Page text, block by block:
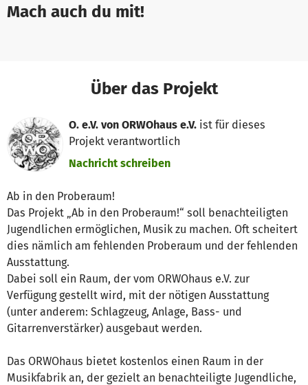
Mach auch du mit!
Über das Projekt
O. e.V. von ORWOhaus e.V. ist für dieses
Projekt verantwortlich
Nachricht schreiben
Ab in den Proberaum!
Das Projekt „Ab in den Proberaum!“ soll benachteiligten
Jugendlichen ermöglichen, Musik zu machen. Oft scheitert
dies nämlich am fehlenden Proberaum und der fehlenden
Ausstattung.
Dabei soll ein Raum, der vom ORWOhaus e.V. zur
Verfügung gestellt wird, mit der nötigen Ausstattung
(unter anderem: Schlagzeug, Anlage, Bass- und
Gitarrenverstärker) ausgebaut werden.
Das ORWOhaus bietet kostenlos einen Raum in der
Musikfabrik an, der gezielt an benachteiligte Jugendliche,